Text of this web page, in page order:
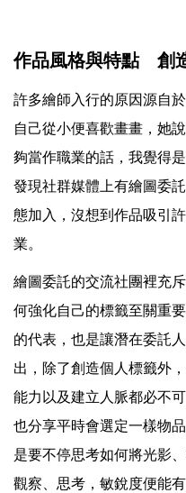
作品風格與特點 創
許多繪師入行的原因源自
自己從小便喜歡畫畫，她
夠當作職業的話，我覺得
發現社群媒體上有繪圖委
態加入，沒想到作品吸引
業。
繪圖委託的交流社團裡充
何強化自己的標籤至關重
的代表，也是讓潛在委託
出，除了創造個人標籤外
能力以及建立人脈都必不
也分享平時會選定一樣物
是要不停思考如何將光影
觀察、思考，敏銳度便能有